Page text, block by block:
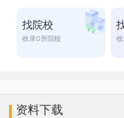
资料下载